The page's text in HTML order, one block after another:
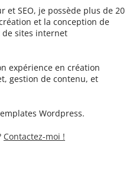
et SEO, je possède plus de 20
et la conception de
sites internet
expérience en création
gestion de contenu, et
Wordpress.
Contactez-moi !